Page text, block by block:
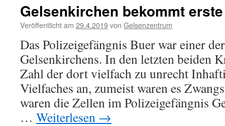
Gelsenkirchen bekommt
Veröffentlicht am 29.4.2019von Gelsenzentrum
Das Polizeigefängnis Buer war einer
Gelsenkirchens. In den letzten beiden
Zahl der dort vielfach zu unrecht
Vielfaches an, zumeist waren es
waren die Zellen im Polizeigefängnis
… Weiterlesen →